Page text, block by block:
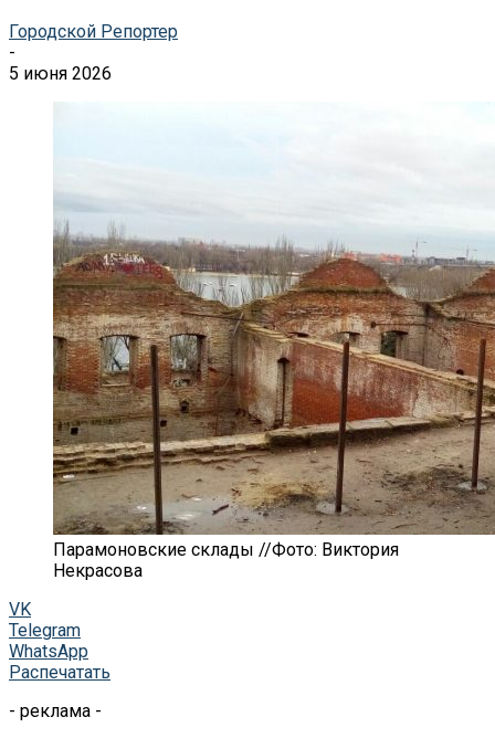
Городской Репортер
-
5 июня 2026
Парамоновские склады //Фото: Виктория
Некрасова
VK
Telegram
WhatsApp
Распечатать
- реклама -